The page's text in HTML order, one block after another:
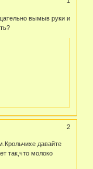
вымыв руки и
2
давайте
так,что молоко